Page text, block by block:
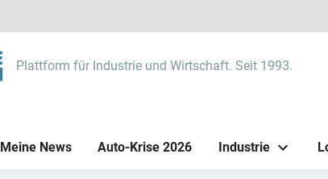
Plattform für Industrie und Wirtschaft. Seit 1993.
Meine News Auto-Krise 2026 Industrie